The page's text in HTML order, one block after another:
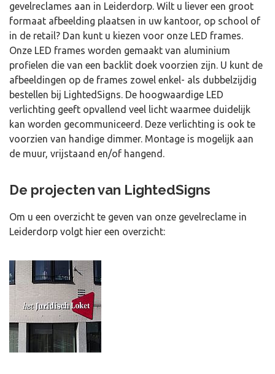
gevelreclames aan in Leiderdorp. Wilt u liever een groot
formaat afbeelding plaatsen in uw kantoor, op school of
in de retail? Dan kunt u kiezen voor onze LED frames.
Onze LED frames worden gemaakt van aluminium
profielen die van een backlit doek voorzien zijn. U kunt de
afbeeldingen op de frames zowel enkel- als dubbelzijdig
bestellen bij LightedSigns. De hoogwaardige LED
verlichting geeft opvallend veel licht waarmee duidelijk
kan worden gecommuniceerd. Deze verlichting is ook te
voorzien van handige dimmer. Montage is mogelijk aan
de muur, vrijstaand en/of hangend.
De projecten van LightedSigns
Om u een overzicht te geven van onze gevelreclame in
Leiderdorp volgt hier een overzicht: